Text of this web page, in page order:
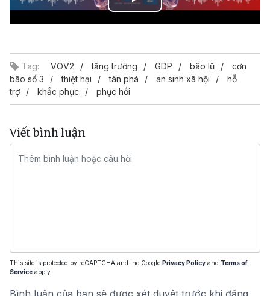
Play
Tag: VOV2 tăng trưởng GDP bão lũ
cơn
bão số 3
thiệt hại tàn phá an sinh xã hội
hỗ
trợ
khắc phục phục hồi
Viết bình luận
This site is protected by reCAPTCHA and the Google Privacy Policy and Terms of
Service apply.
Bình luận của bạn sẽ được xét duyệt trước khi đăng